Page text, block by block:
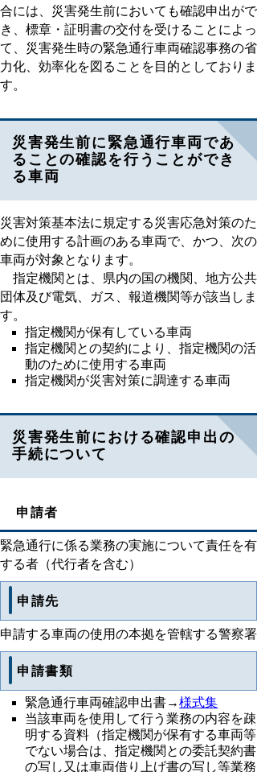
合には、災害発生前においても確認申出がで
き、標章・証明書の交付を受けることによっ
て、災害発生時の緊急通行車両確認事務の省
力化、効率化を図ることを目的としておりま
す。
災害発生前に緊急通行車両であ
ることの確認を行うことができ
る車両
災害対策基本法に規定する災害応急対策のた
めに使用する計画のある車両で、かつ、次の
車両が対象となります。
指定機関とは、県内の国の機関、地方公共
団体及び電気、ガス、報道機関等が該当しま
す。
指定機関が保有している車両
指定機関との契約により、指定機関の活
動のために使用する車両
指定機関が災害対策に調達する車両
災害発生前における確認申出の
手続について
申請者
緊急通行に係る業務の実施について責任を有
する者（代行者を含む）
申請先
申請する車両の使用の本拠を管轄する警察署
申請書類
緊急通行車両確認申出書→様式集
当該車両を使用して行う業務の内容を疎
明する資料（指定機関が保有する車両等
でない場合は、指定機関との委託契約書
の写し又は車両借り上げ書の写し等業務